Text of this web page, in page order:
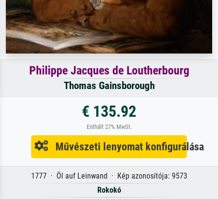
Philippe Jacques de Loutherbourg
Thomas Gainsborough
€ 135.92
Enthält 27% MwSt.
Művészeti lenyomat konfigurálása
1777 · Öl auf Leinwand · Kép azonosítója: 9573
Rokokó